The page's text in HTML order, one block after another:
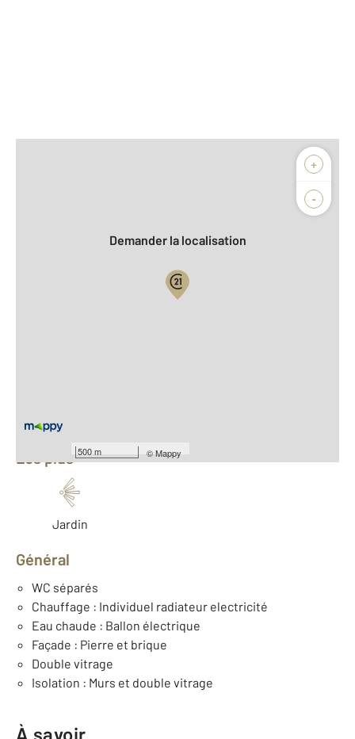
+
-
500 m ©Mappy
Biens vendus
Demander la localisation
Équipements
Les plus
Jardin
Général
WC séparés
Chauffage : Individuel radiateur electricité
Eau chaude : Ballon électrique
Façade : Pierre et brique
Double vitrage
Isolation : Murs et double vitrage
À savoir